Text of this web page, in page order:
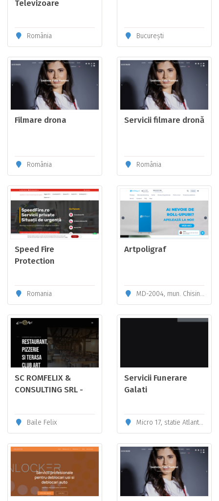
Televizoare
România București
Filmare drona
România
Servicii filmare dronă
România
Speed Fire
Protection
Romania
Artpoligraf
MD-2004, mun. Chisinau, str. Henri Coandă, 7
SC ROMFELIX &
CONSULTING SRL -
restaurant, terasa -
Băile Felix
Baile Felix
Servicii Funerare
Galati
Micro 17, statie Atlantic, Galati